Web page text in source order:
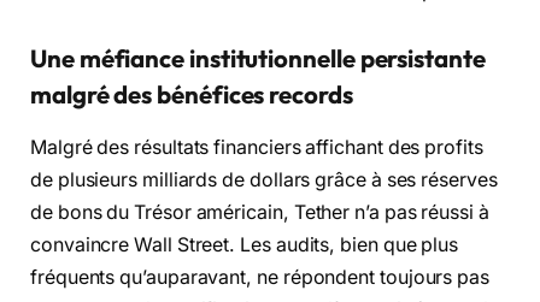
Une méfiance institutionnelle persistante
malgré des bénéfices records
Malgré des résultats financiers affichant des profits
de plusieurs milliards de dollars grâce à ses réserves
de bons du Trésor américain, Tether n’a pas réussi à
convaincre Wall Street. Les audits, bien que plus
fréquents qu’auparavant, ne répondent toujours pas